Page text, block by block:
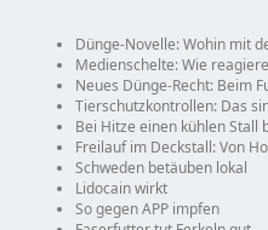
Dünge-Novelle: Wohin mit
Medienschelte: Wie
Neues Dünge-Recht: Beim
Tierschutzkontrollen: Das
Bei Hitze einen kühlen Stall
Freilauf im Deckstall: Von
Schweden betäuben lokal
Lidocain wirkt
So gegen APP impfen